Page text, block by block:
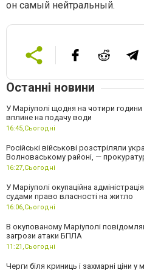
он самый нейтральный.
Останні новини
У Маріуполі щодня на чотири
вплине на подачу води
16:45,Сьогодні
Російські військові розстріляли
Волноваському районі, —
16:27,Сьогодні
У Маріуполі окупаційна
судами право власності на житло
16:06,Сьогодні
В окупованому Маріуполі
загрози атаки БПЛА
11:21,Сьогодні
Черги біля криниць і захмарні ціни у